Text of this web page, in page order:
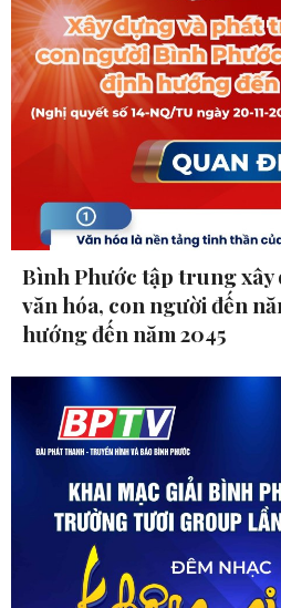
Bình Phước tập trung
văn hóa, con người đến
hướng đến năm 2045